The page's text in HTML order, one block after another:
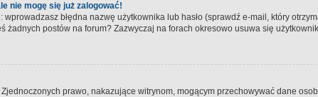
nie mogę się już zalogować!
błędna nazwę użytkownika lub hasło (sprawdź e-mail, który
żadnych postów na forum? Zazwyczaj na forach okresowo usuwa się
prawo, nakazujące witrynom, mogącym przechowywać dane